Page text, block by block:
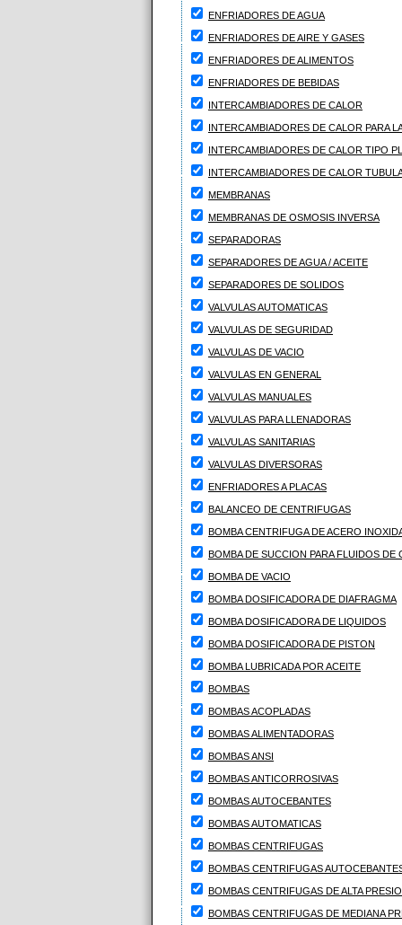
ENFRIADORES DE AGUA
ENFRIADORES DE AIRE Y GASES
ENFRIADORES DE ALIMENTOS
ENFRIADORES DE BEBIDAS
INTERCAMBIADORES DE CALOR
INTERCAMBIADORES DE CALOR PARA
INTERCAMBIADORES DE CALOR TIPO
INTERCAMBIADORES DE CALOR
MEMBRANAS
MEMBRANAS DE OSMOSIS INVERSA
SEPARADORAS
SEPARADORES DE AGUA / ACEITE
SEPARADORES DE SOLIDOS
VALVULAS AUTOMATICAS
VALVULAS DE SEGURIDAD
VALVULAS DE VACIO
VALVULAS EN GENERAL
VALVULAS MANUALES
VALVULAS PARA LLENADORAS
VALVULAS SANITARIAS
VALVULAS DIVERSORAS
ENFRIADORES A PLACAS
BALANCEO DE CENTRIFUGAS
BOMBA CENTRIFUGA DE ACERO
BOMBA DE SUCCION PARA FLUIDOS DE
BOMBA DE VACIO
BOMBA DOSIFICADORA DE DIAFRAGMA
BOMBA DOSIFICADORA DE LIQUIDOS
BOMBA DOSIFICADORA DE PISTON
BOMBA LUBRICADA POR ACEITE
BOMBAS
BOMBAS ACOPLADAS
BOMBAS ALIMENTADORAS
BOMBAS ANSI
BOMBAS ANTICORROSIVAS
BOMBAS AUTOCEBANTES
BOMBAS AUTOMATICAS
BOMBAS CENTRIFUGAS
BOMBAS CENTRIFUGAS
BOMBAS CENTRIFUGAS DE ALTA
BOMBAS CENTRIFUGAS DE MEDIANA